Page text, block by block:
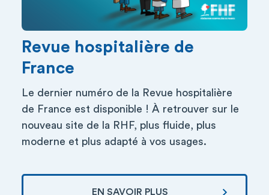
Revue hospitalière de
France
Le dernier numéro de la Revue hospitalière
de France est disponible ! À retrouver sur le
nouveau site de la RHF, plus fluide, plus
moderne et plus adapté à vos usages.
EN SAVOIR PLUS